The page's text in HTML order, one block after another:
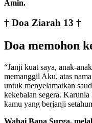
Amin.
† Doa Ziarah 13 †
Doa memohon
“Janji kuat saya, anak-
memanggil Aku, atas
untuk menyelamatkan
kekebalan segera.
kamu yang berjanji
Wahai Bapa Surga,